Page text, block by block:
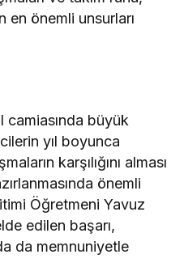
en önemli unsurları
camiasında büyük
yıl boyunca
karşılığını alması
önemli
Öğretmeni Yavuz
edilen başarı,
da memnuniyetle